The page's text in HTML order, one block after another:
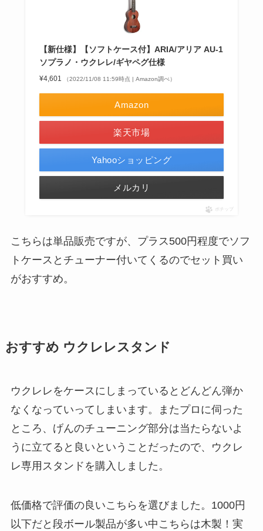
【新仕様】【ソフトケース付】ARIA/アリア AU-1
ソプラノ・ウクレレ/ギヤペグ仕様
¥4,601 （2022/11/08 11:59時点 | Amazon調べ）
Amazon
楽天市場
Yahooショッピング
メルカリ
ポチップ
こちらは単品販売ですが、プラス500円程度でソフ
トケースとチューナー付いてくるのでセット買い
がおすすめ。
おすすめ ウクレレスタンド
ウクレレをケースにしまっているとどんどん弾か
なくなっていってしまいます。またプロに伺った
ところ、げんのチューニング部分は当たらないよ
うに立てると良いということだったので、ウクレ
レ専用スタンドを購入しました。
低価格で評価の良いこちらを選びました。1000円
以下だと段ボール製品が多い中こちらは木製！実